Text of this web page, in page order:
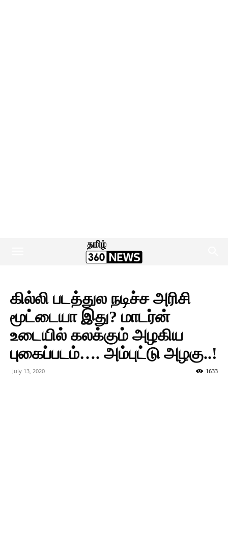
கில்லி படத்துல நடிச்ச அரிசி
மூட்டையா இது? மாடர்ன்
உடையில் கலக்கும் அழகிய
புகைப்படம்…. அம்புட்டு அழகு..!
July 13, 2020 1633